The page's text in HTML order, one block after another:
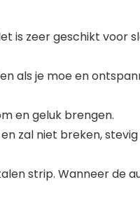
is zeer geschikt
als je moe en
en geluk brengen.
zal niet breken,
strip. Wanneer de